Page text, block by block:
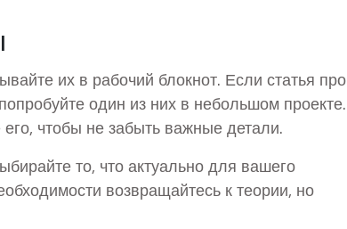
их в рабочий блокнот. Если статья про
один из них в небольшом проекте.
его, чтобы не забыть важные детали.
то, что актуально для вашего
возвращайтесь к теории, но